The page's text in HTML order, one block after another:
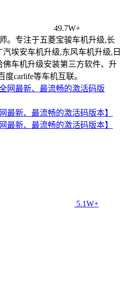
49.7W+
。专注于五菱宝骏车机升级,长
埃安车机升级,东风车机升级,日
车机升级安装第三方软件、升
度carlife等车机互联。
最新、最流畅的激活码版本】
最新、最流畅的激活码版本】
5.1W+